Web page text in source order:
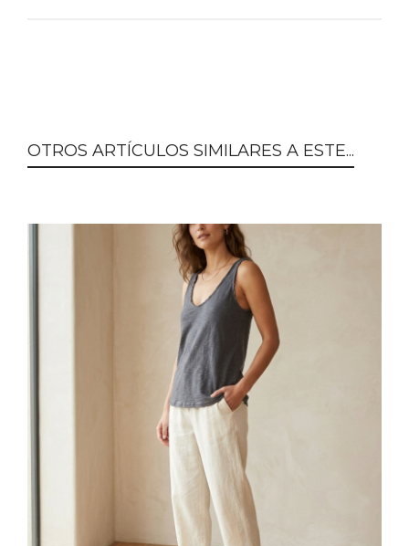
OTROS ARTÍCULOS SIMILARES A ESTE...